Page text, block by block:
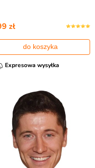
zł
do koszyka
Expresowa wysyłka